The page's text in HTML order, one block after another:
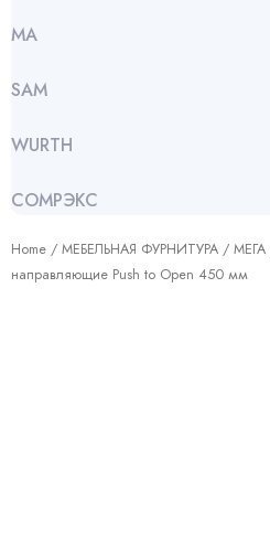
МА
SАМ
WURTH
СОМРЭКС
Home / МЕБЕЛЬНАЯ ФУРНИТУРА / МЕГА
направляющие Push to Open 450 мм